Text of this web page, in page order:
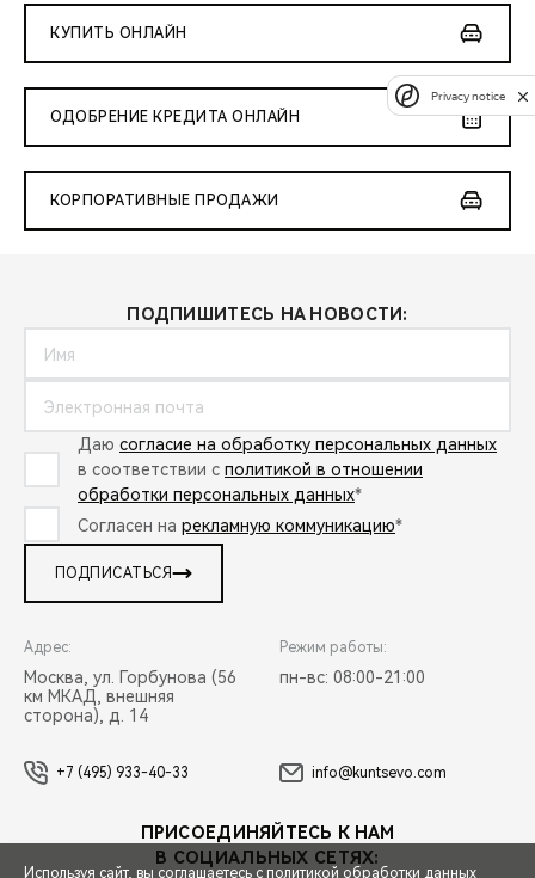
КУПИТЬ ОНЛАЙН
ОДОБРЕНИЕ КРЕДИТА ОНЛАЙН
КОРПОРАТИВНЫЕ ПРОДАЖИ
ПОДПИШИТЕСЬ НА НОВОСТИ:
Даю согласие на обработку персональных данных
в соответствии с политикой в отношении
обработки персональных данных*
Согласен на рекламную коммуникацию*
ПОДПИСАТЬСЯ
Адрес:
Москва, ул. Горбунова (56
км МКАД, внешняя
сторона), д. 14
Режим работы:
пн-вс: 08:00-21:00
+7 (495) 933-40-33 info@kuntsevo.com
ПРИСОЕДИНЯЙТЕСЬ К НАМ
В СОЦИАЛЬНЫХ СЕТЯХ:
Используя сайт, вы соглашаетесь с политикой обработки данных
Privacy notice